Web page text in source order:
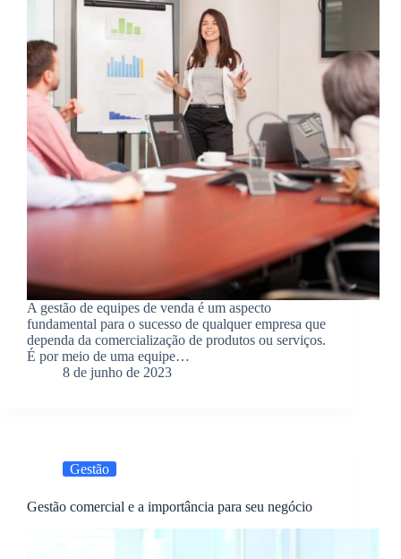
A gestão de equipes de venda é um aspecto
fundamental para o sucesso de qualquer empresa que
dependa da comercialização de produtos ou serviços.
É por meio de uma equipe…
8 de junho de 2023
Gestão
Gestão comercial e a importância para seu negócio